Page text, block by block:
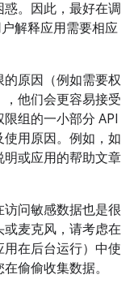
。因此，最好在调
解释应用需要相应
原因（例如需要权
他们会更容易接受
组的一小部分 API
用原因。例如，如
或应用的帮助文章
问敏感数据也是很
麦克风，请考虑在
在后台运行）中使
偷偷收集数据。